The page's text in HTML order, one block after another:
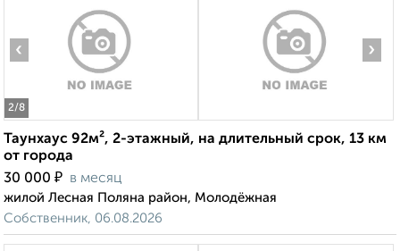
2/8
‹ ›
Таунхаус 92м², 2-этажный, на длительный срок, 13 км
от города
30 000 ₽ в месяц
жилой Лесная Поляна район, Молодёжная
Собственник, 06.08.2026